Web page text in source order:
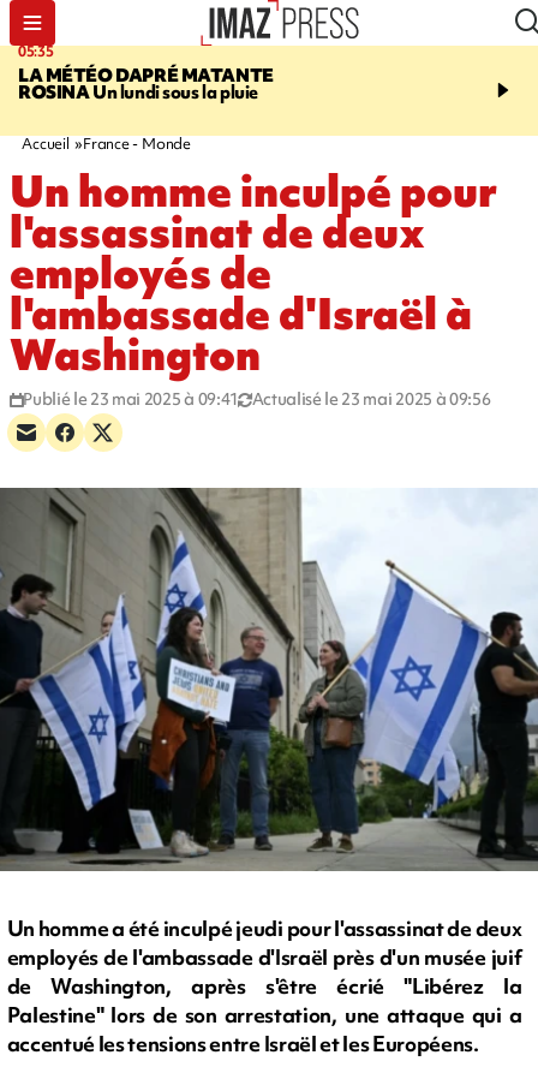
05:35
LA MÉTÉO DAPRÉ MATANTE
ROSINAUn lundi sous la pluie
07:47
ses deux enfants
Accueil France - Monde
Un homme inculpé pour
l'assassinat de deux
employés de
l'ambassade d'Israël à
Washington
Publié le 23 mai 2025 à 09:41 Actualisé le 23 mai 2025 à 09:56
Un homme a été inculpé jeudi pour l'assassinat de deux
employés de l'ambassade d'Israël près d'un musée juif
de Washington, après s'être écrié "Libérez la
Palestine" lors de son arrestation, une attaque qui a
accentué les tensions entre Israël et les Européens.